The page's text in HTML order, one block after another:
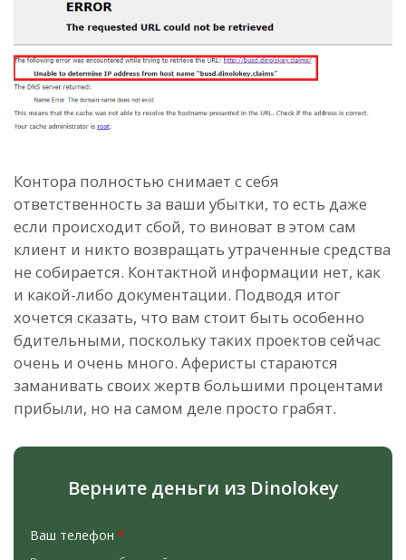
Контора полностью снимает с себя
ответственность за ваши убытки, то есть даже
если происходит сбой, то виноват в этом сам
клиент и никто возвращать утраченные средства
не собирается. Контактной информации нет, как
и какой-либо документации. Подводя итог
хочется сказать, что вам стоит быть особенно
бдительными, поскольку таких проектов сейчас
очень и очень много. Аферисты стараются
заманивать своих жертв большими процентами
прибыли, но на самом деле просто грабят.
Верните деньги из Dinolokey
Ваш телефон *